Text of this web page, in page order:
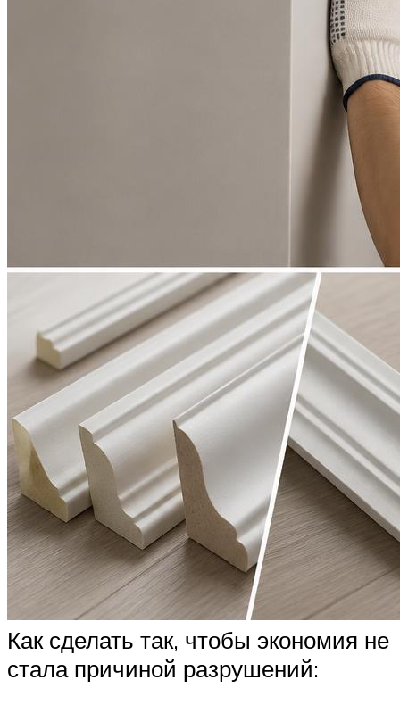
Как сделать так, чтобы экономия не
стала причиной разрушений: